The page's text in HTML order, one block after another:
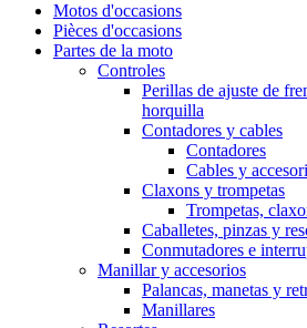
Motos d'occasions
Pièces d'occasions
Partes de la moto
Controles
Perillas de ajuste de
horquilla
Contadores y cables
Contadores
Cables y
Claxons y trompetas
Trompetas,
Caballetes, pinzas y
Conmutadores e
Manillar y accesorios
Palancas, manetas y
Manillares